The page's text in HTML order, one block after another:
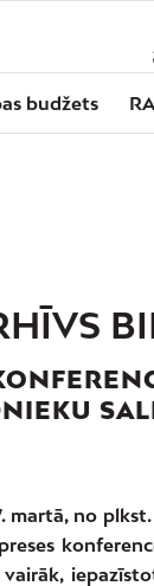
budžets
martā, no plkst.